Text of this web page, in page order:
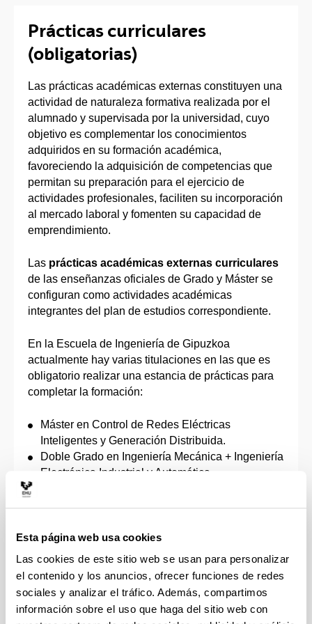
Esta página web usa cookies
Las cookies de este sitio web se usan para personalizar
el contenido y los anuncios, ofrecer funciones de redes
sociales y analizar el tráfico. Además, compartimos
información sobre el uso que haga del sitio web con
Prácticas curriculares
(obligatorias)
Las prácticas académicas externas constituyen una
actividad de naturaleza formativa realizada por el
alumnado y supervisada por la universidad, cuyo
objetivo es complementar los conocimientos
adquiridos en su formación académica,
favoreciendo la adquisición de competencias que
permitan su preparación para el ejercicio de
actividades profesionales, faciliten su incorporación
al mercado laboral y fomenten su capacidad de
emprendimiento.
Las prácticas académicas externas curriculares
de las enseñanzas oficiales de Grado y Máster se
configuran como actividades académicas
integrantes del plan de estudios correspondiente.
En la Escuela de Ingeniería de Gipuzkoa
actualmente hay varias titulaciones en las que es
obligatorio realizar una estancia de prácticas para
completar la formación:
Máster en Control de Redes Eléctricas
Inteligentes y Generación Distribuida.
Doble Grado en Ingeniería Mecánica + Ingeniería
Electrónica Industrial y Automática.
Al tratarse de una
asignatura obligatorio de su
plan de estudios, la Escuela de Ingeniería de
Gipuzkoa asume el compromiso de garantizar a
todos los/as estudiantes de la titulación una
entidad y proyectos adecuados para completar
su formación. Para ello, la EIG dispone de una red